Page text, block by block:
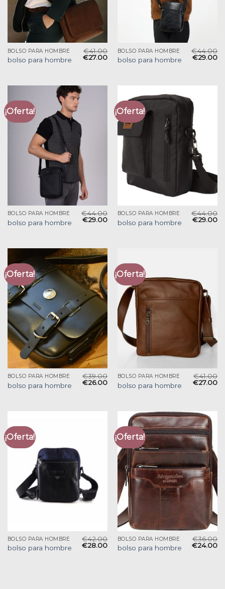
BOLSO PARA HOMBRE
bolso para hombre
€41.00
€27.00
BOLSO PARA HOMBRE
bolso para hombre
€44.00
€29.00
¡Oferta!
BOLSO PARA HOMBRE
bolso para hombre
€44.00
€29.00
¡Oferta!
BOLSO PARA HOMBRE
bolso para hombre
€44.00
€29.00
¡Oferta!
BOLSO PARA HOMBRE
bolso para hombre
€39.00
€26.00
¡Oferta!
BOLSO PARA HOMBRE
bolso para hombre
€41.00
€27.00
¡Oferta!
BOLSO PARA HOMBRE
bolso para hombre
€42.00
€28.00
¡Oferta!
BOLSO PARA HOMBRE
bolso para hombre
€36.00
€24.00